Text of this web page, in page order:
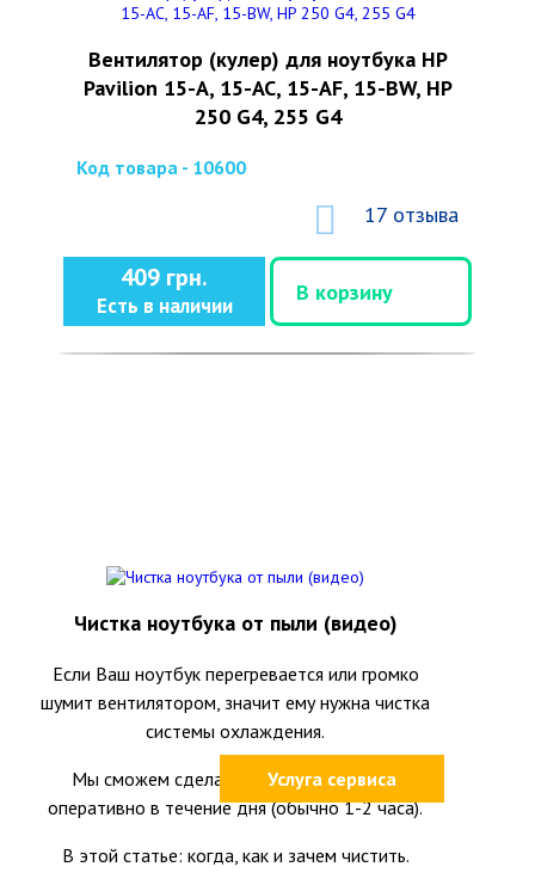
Вентилятор (кулер) для ноутбука HP
Pavilion 15-A, 15-AC, 15-AF, 15-BW, HP
250 G4, 255 G4
Код товара - 10600
17 отзыва
409 грн.
Есть в наличии
В корзину
Услуга сервиса
Чистка ноутбука от пыли (видео)
Если Ваш ноутбук перегревается или громко
шумит вентилятором, значит ему нужна чистка
системы охлаждения.
Мы сможем сделать это качественно и
оперативно в течение дня (обычно 1-2 часа).
В этой статье: когда, как и зачем чистить.